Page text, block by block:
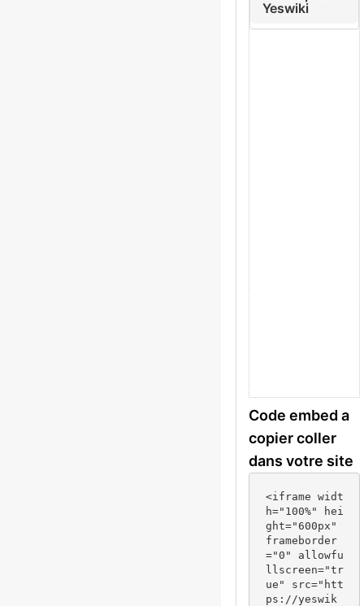
Code embed a
copier coller
dans votre site
<iframe widt
h="100%" hei
ght="600px"
frameborder
="0" allowfu
llscreen="tr
ue" src="htt
ps://yeswik